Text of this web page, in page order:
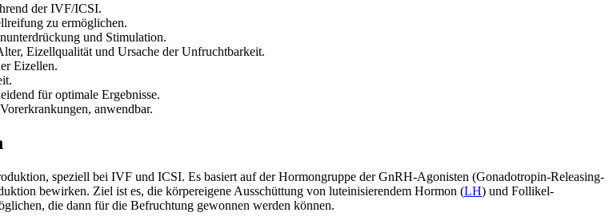
der IVF/ICSI.
zu ermöglichen.
und Stimulation.
Eizellqualität und Ursache der Unfruchtbarkeit.
Eizellen.
für optimale Ergebnisse.
anwendbar.
speziell bei IVF und ICSI. Es basiert auf der Hormongruppe der GnRH-Agonisten (Gonadotropin-Releasing-
bewirken. Ziel ist es, die körpereigene Ausschüttung von luteinisierendem Hormon (LH) und Follikel-
die dann für die Befruchtung gewonnen werden können.